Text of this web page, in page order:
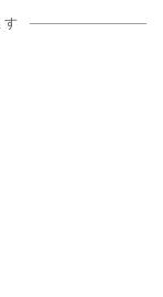
す